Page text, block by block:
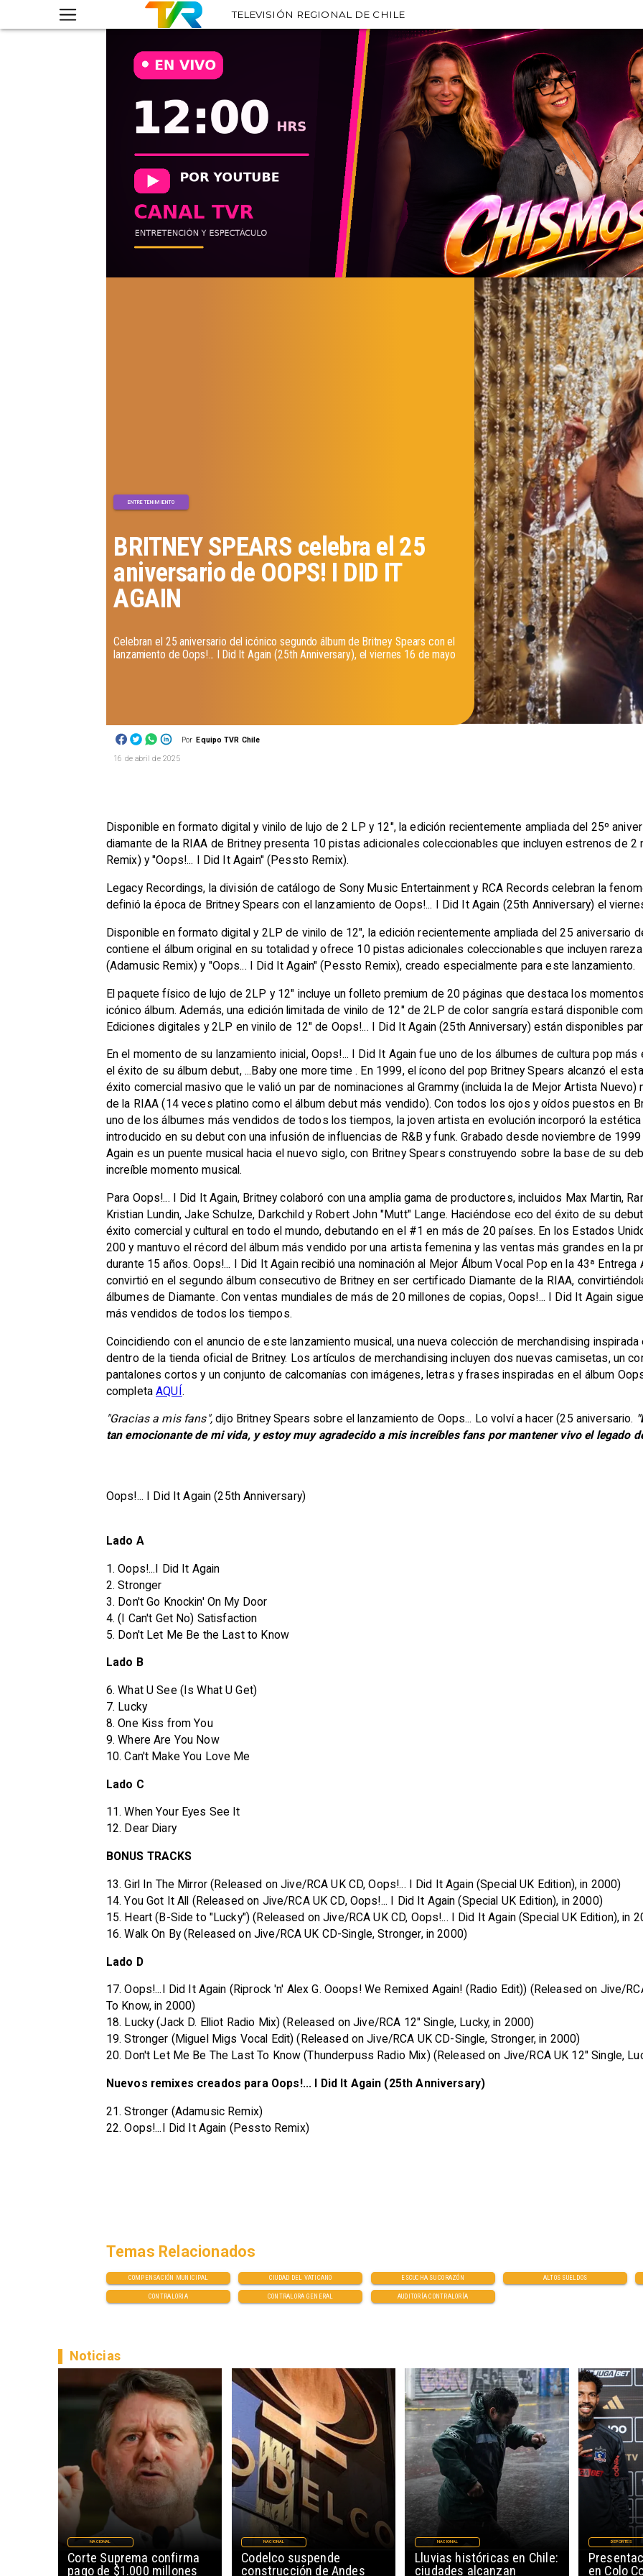
TELEVISIÓN REGIONAL DE CHILE
Por Equipo TVR Chile
BRITNEY SPEARS celebra el 25
aniversario de OOPS! I DID IT
AGAIN
ENTRETENIMIENTO
Celebran el 25 aniversario del icónico segundo álbum de Britney Spears con el
lanzamiento de Oops!... I Did It Again (25th Anniversary), el viernes 16 de mayo
16 de abril de 2025
Disponible en formato digital y vinilo de lujo de 2 LP y 12", la edición recientemente ampliada del 25º
diamante de la RIAA de Britney presenta 10 pistas adicionales coleccionables que incluyen estrenos de
Remix) y "Oops!... I Did It Again" (Pessto Remix).
Legacy Recordings, la división de catálogo de Sony Music Entertainment y RCA Records celebran la
definió la época de Britney Spears con el lanzamiento de Oops!... I Did It Again (25th Anniversary) el
Disponible en formato digital y 2LP de vinilo de 12", la edición recientemente ampliada del 25 aniversario
contiene el álbum original en su totalidad y ofrece 10 pistas adicionales coleccionables que incluyen
(Adamusic Remix) y "Oops... I Did It Again" (Pessto Remix), creado especialmente para este lanzamiento.
El paquete físico de lujo de 2LP y 12" incluye un folleto premium de 20 páginas que destaca los
icónico álbum. Además, una edición limitada de vinilo de 12" de 2LP de color sangría estará disponible
Ediciones digitales y 2LP en vinilo de 12" de Oops!... I Did It Again (25th Anniversary) están disponibles
En el momento de su lanzamiento inicial, Oops!... I Did It Again fue uno de los álbumes de cultura pop
el éxito de su álbum debut, ...Baby one more time . En 1999, el ícono del pop Britney Spears alcanzó el
éxito comercial masivo que le valió un par de nominaciones al Grammy (incluida la de Mejor Artista
de la RIAA (14 veces platino como el álbum debut más vendido). Con todos los ojos y oídos puestos en
uno de los álbumes más vendidos de todos los tiempos, la joven artista en evolución incorporó la
introducido en su debut con una infusión de influencias de R&B y funk. Grabado desde noviembre de
Again es un puente musical hacia el nuevo siglo, con Britney Spears construyendo sobre la base de su
increíble momento musical.
Para Oops!... I Did It Again, Britney colaboró con una amplia gama de productores, incluidos Max Martin,
Kristian Lundin, Jake Schulze, Darkchild y Robert John "Mutt" Lange. Haciéndose eco del éxito de su
éxito comercial y cultural en todo el mundo, debutando en el #1 en más de 20 países. En los Estados
200 y mantuvo el récord del álbum más vendido por una artista femenina y las ventas más grandes en la
durante 15 años. Oops!... I Did It Again recibió una nominación al Mejor Álbum Vocal Pop en la 43ª
convirtió en el segundo álbum consecutivo de Britney en ser certificado Diamante de la RIAA,
álbumes de Diamante. Con ventas mundiales de más de 20 millones de copias, Oops!... I Did It Again
más vendidos de todos los tiempos.
Coincidiendo con el anuncio de este lanzamiento musical, una nueva colección de merchandising
dentro de la tienda oficial de Britney. Los artículos de merchandising incluyen dos nuevas camisetas, un
pantalones cortos y un conjunto de calcomanías con imágenes, letras y frases inspiradas en el álbum
completaAQUÍ.
"Gracias a mis fans",dijo Britney Spears sobre el lanzamiento de Oops... Lo volví a hacer (25 aniversario.
tan emocionante de mi vida, y estoy muy agradecido a mis increíbles fans por mantener vivo el legado
Oops!... I Did It Again (25th Anniversary)
Lado A
1. Oops!...I Did It Again
2. Stronger
3. Don't Go Knockin' On My Door
4. (I Can't Get No) Satisfaction
5. Don't Let Me Be the Last to Know
Lado B
6. What U See (Is What U Get)
7. Lucky
8. One Kiss from You
9. Where Are You Now
10. Can't Make You Love Me
Lado C
11. When Your Eyes See It
12. Dear Diary
BONUS TRACKS
13. Girl In The Mirror (Released on Jive/RCA UK CD, Oops!... I Did It Again (Special UK Edition), in 2000)
14. You Got It All (Released on Jive/RCA UK CD, Oops!... I Did It Again (Special UK Edition), in 2000)
15. Heart (B-Side to "Lucky") (Released on Jive/RCA UK CD, Oops!... I Did It Again (Special UK Edition), in
16. Walk On By (Released on Jive/RCA UK CD-Single, Stronger, in 2000)
Lado D
17. Oops!...I Did It Again (Riprock 'n' Alex G. Ooops! We Remixed Again! (Radio Edit)) (Released on Jive/
To Know, in 2000)
18. Lucky (Jack D. Elliot Radio Mix) (Released on Jive/RCA 12" Single, Lucky, in 2000)
19. Stronger (Miguel Migs Vocal Edit) (Released on Jive/RCA UK CD-Single, Stronger, in 2000)
20. Don't Let Me Be The Last To Know (Thunderpuss Radio Mix) (Released on Jive/RCA UK 12" Single,
Nuevos remixes creados para Oops!... I Did It Again (25th Anniversary)
21. Stronger (Adamusic Remix)
22. Oops!...I Did It Again (Pessto Remix)
COMPENSACIÓN MUNICIPAL CIUDAD DEL VATICANO ESCUCHA SU CORAZÓN ALTOS SUELDOS
CONTRALORIA CONTRALORA GENERAL AUDITORÍA CONTRALORÍA
Temas Relacionados
Corte Suprema confirma
pago de $1.000 millones
NACIONAL
Noticias
Codelco suspende
construcción de Andes
NACIONAL
Lluvias históricas en Chile:
ciudades alcanzan
NACIONAL
en Colo
DEPORTES